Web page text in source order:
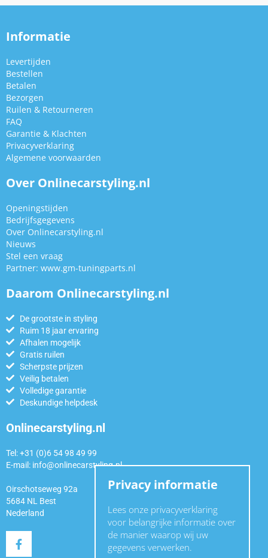
Informatie
Levertijden
Bestellen
Betalen
Bezorgen
Ruilen & Retourneren
FAQ
Garantie & Klachten
Privacyverklaring
Algemene voorwaarden
Over Onlinecarstyling.nl
Openingstijden
Bedrijfsgegevens
Over Onlinecarstyling.nl
Nieuws
Stel een vraag
Partner: www.gm-tuningparts.nl
Daarom Onlinecarstyling.nl
De grootste in styling
Ruim 18 jaar ervaring
Afhalen mogelijk
Gratis ruilen
Scherpste prijzen
Veilig betalen
Volledige garantie
Deskundige helpdesk
Onlinecarstyling.nl
Tel: +31 (0)6 54 98 49 99
E-mail: info@onlinecarstyling.nl
Oirschotseweg 92a
5684 NL Best
Nederland
Privacy informatie
Lees onze privacyverklaring
voor belangrijke informatie over
de manier waarop wij uw
gegevens verwerken.